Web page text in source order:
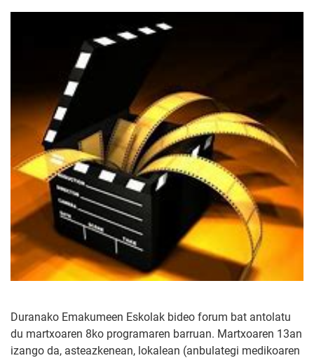
Duranako Emakumeen Eskolak bideo forum bat antolatu
du martxoaren 8ko programaren barruan. Martxoaren 13an
izango da, asteazkenean, lokalean (anbulategi medikoaren